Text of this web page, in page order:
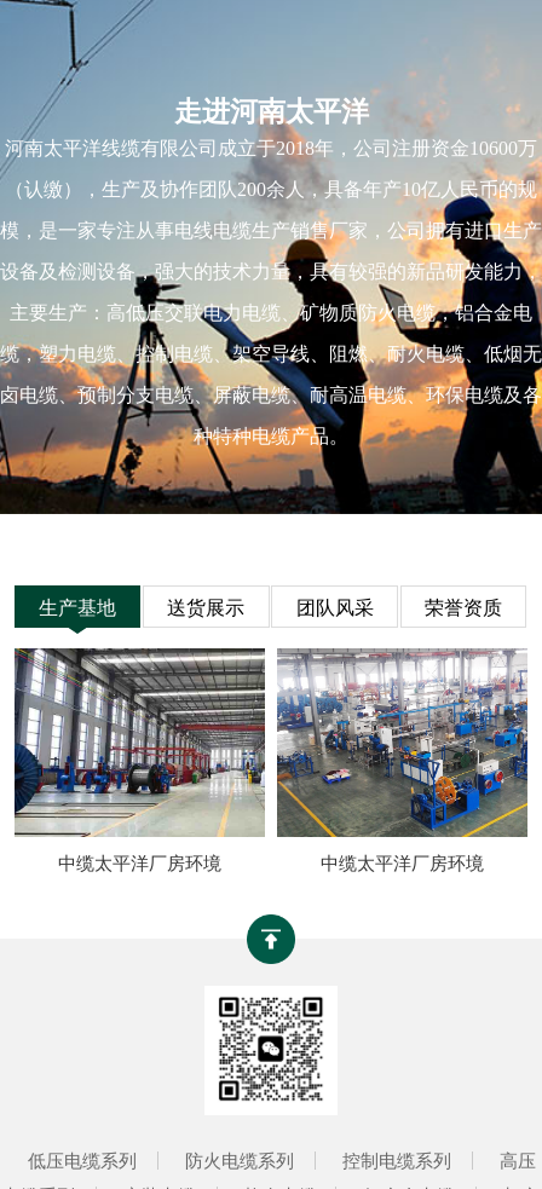
走进河南太平洋
河南太平洋线缆有限公司成立于2018年，公司注册资金10600万
（认缴），生产及协作团队200余人，具备年产10亿人民币的规
模，是一家专注从事电线电缆生产销售厂家，公司拥有进口生产
设备及检测设备，强大的技术力量，具有较强的新品研发能力，
主要生产：高低压交联电力电缆、矿物质防火电缆，铝合金电
缆，塑力电缆、控制电缆、架空导线、阻燃、耐火电缆、低烟无
卤电缆、预制分支电缆、屏蔽电缆、耐高温电缆、环保电缆及各
种特种电缆产品。
生产基地 送货展示 团队风采 荣誉资质
中缆太平洋厂房环境 中缆太平洋厂房环境
低压电缆系列 防火电缆系列 控制电缆系列
高压